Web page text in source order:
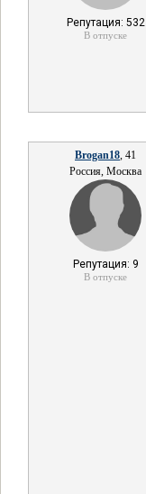
Репутация: 532
В отпуске
Brogan18, 41
Россия, Москва
Репутация: 9
В отпуске